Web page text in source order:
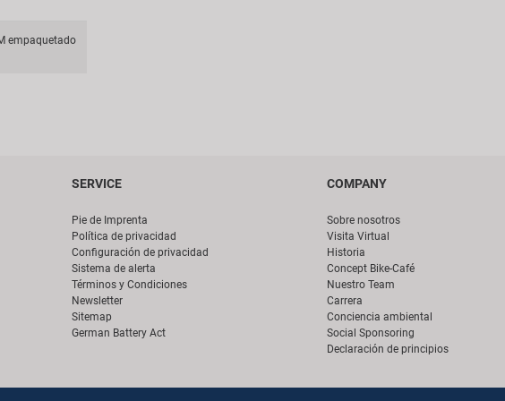
empaquetado
SERVICE
Pie de Imprenta
Política de privacidad
Configuración de privacidad
Sistema de alerta
Términos y Condiciones
Newsletter
Sitemap
German Battery Act
COMPANY
Sobre nosotros
Visita Virtual
Historia
Concept Bike-Café
Nuestro Team
Carrera
Conciencia ambiental
Social Sponsoring
Declaración de principios